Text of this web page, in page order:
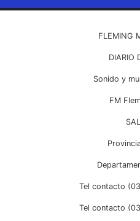
FLEMING
DIARIO
Sonido y
FM
Tel contacto
Tel contacto